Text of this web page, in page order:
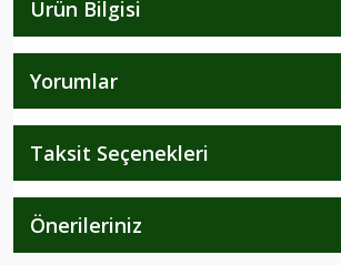
Ürün Bilgisi
Yorumlar
Taksit Seçenekleri
Önerileriniz